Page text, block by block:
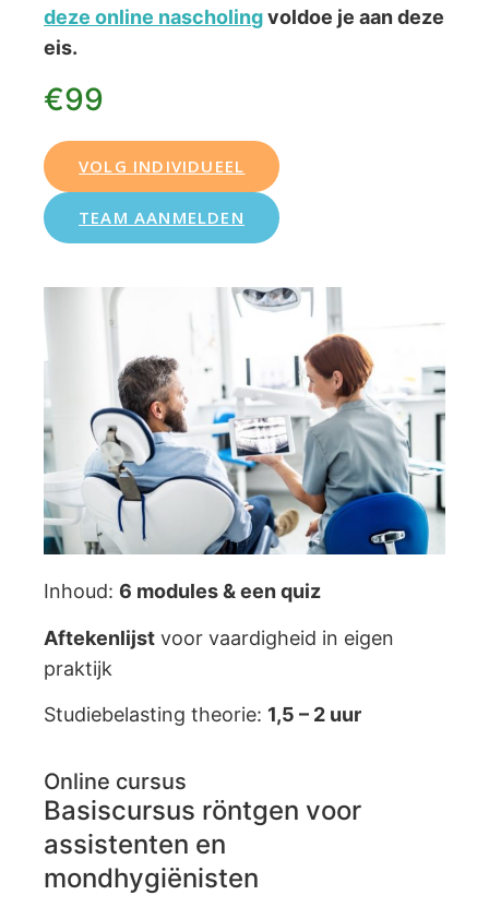
deze online nascholingvoldoe je aan deze
eis.
€99
VOLG INDIVIDUEEL
TEAM AANMELDEN
Inhoud: 6 modules & een quiz
Aftekenlijst voor vaardigheid in eigen
praktijk
Studiebelasting theorie: 1,5 – 2 uur
Online cursus
Basiscursus röntgen voor
assistenten en
mondhygiënisten